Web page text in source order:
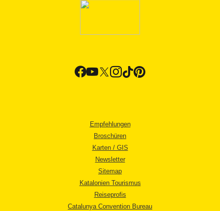
Empfehlungen
Broschüren
Karten / GIS
Newsletter
Sitemap
Katalonien Tourismus
Reiseprofis
Catalunya Convention Bureau